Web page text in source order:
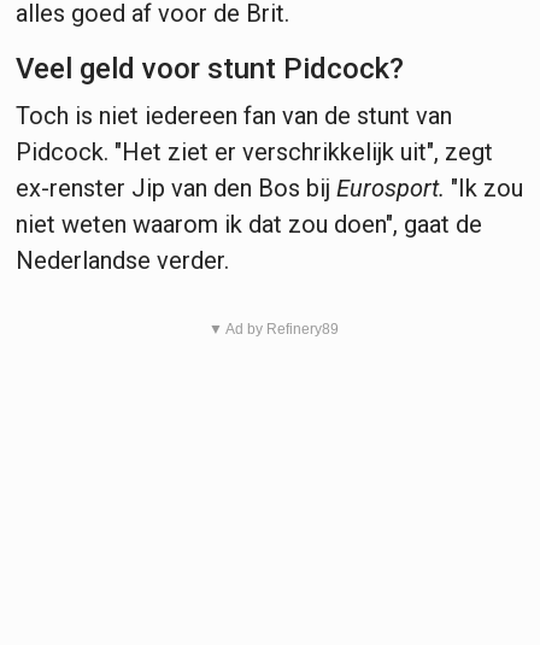
alles goed af voor de Brit.
Veel geld voor stunt Pidcock?
Toch is niet iedereen fan van de stunt van
Pidcock. "Het ziet er verschrikkelijk uit", zegt
ex-renster Jip van den Bos bij Eurosport. "Ik zou
niet weten waarom ik dat zou doen", gaat de
Nederlandse verder.
▼ Ad by Refinery89